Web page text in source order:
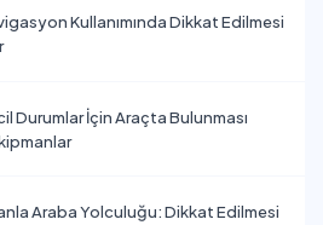
Kullanımında Dikkat Edilmesi
Durumlar İçin Araçta Bulunması
Araba Yolculuğu: Dikkat Edilmesi